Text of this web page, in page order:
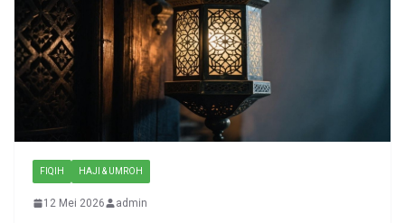
FIQIH HAJI & UMROH
12 Mei 2026 admin